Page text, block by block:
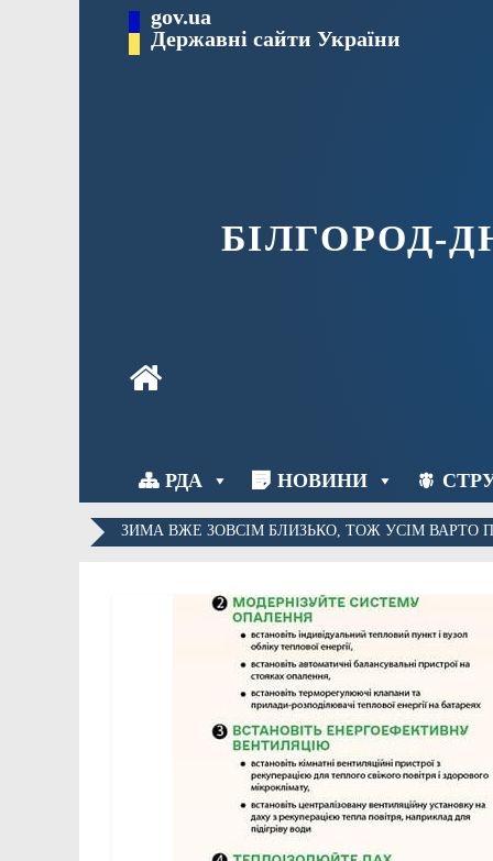
gov.ua
Державні сайти України
БІЛГОРОД-
РДА НОВИНИ
ЗИМА ВЖЕ ЗОВСІМ БЛИЗЬКО, ТОЖ УСІМ ВАРТО